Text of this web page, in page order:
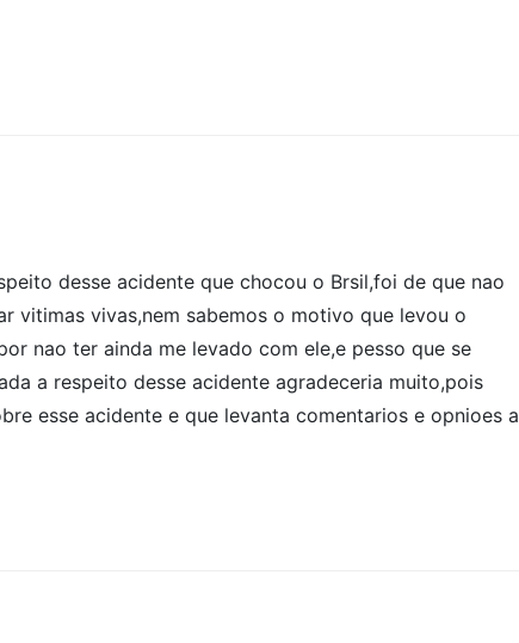
desse acidente que chocou o Brsil,foi de que nao
vitimas vivas,nem sabemos o motivo que levou o
nao ter ainda me levado com ele,e pesso que se
a respeito desse acidente agradeceria muito,pois
esse acidente e que levanta comentarios e opnioes a